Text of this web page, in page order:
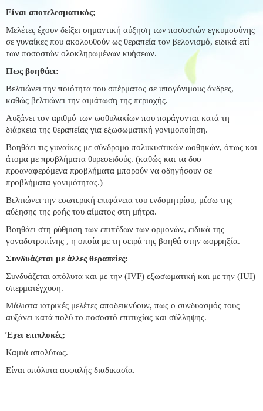
Είναι αποτελεσματικός;
Μελέτες έχουν δείξει σημαντική αύξηση των ποσοστών εγκυμοσύνης
σε γυναίκες που ακολουθούν ως θεραπεία τον βελονισμό, ειδικά επί
των ποσοστών ολοκληρωμένων κυήσεων.
Πως βοηθάει:
Βελτιώνει την ποιότητα του σπέρματος σε υπογόνιμους άνδρες,
καθώς βελτιώνει την αιμάτωση της περιοχής.
Αυξάνει τον αριθμό των ωοθυλακίων που παράγονται κατά τη
διάρκεια της θεραπείας για εξωσωματική γονιμοποίηση.
Βοηθάει τις γυναίκες με σύνδρομο πολυκυστικών ωοθηκών, όπως και
άτομα με προβλήματα θυρεοειδούς. (καθώς και τα δυο
προαναφερόμενα προβλήματα μπορούν να οδηγήσουν σε
προβλήματα γονιμότητας.)
Βελτιώνει την εσωτερική επιφάνεια του ενδομητρίου, μέσω της
αύξησης της ροής του αίματος στη μήτρα.
Βοηθάει στη ρύθμιση των επιπέδων των ορμονών, ειδικά της
γοναδοτροπίνης , η οποία με τη σειρά της βοηθά στην ωορρηξία.
Συνδυάζεται με άλλες θεραπείες:
Συνδυάζεται απόλυτα και με την (IVF) εξωσωματική και με την (IUI)
σπερματέγχυση.
Μάλιστα ιατρικές μελέτες αποδεικνύουν, πως ο συνδυασμός τους
αυξάνει κατά πολύ το ποσοστό επιτυχίας και σύλληψης.
Έχει επιπλοκές;
Καμιά απολύτως.
Είναι απόλυτα ασφαλής διαδικασία.